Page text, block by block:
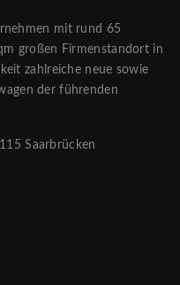
mit rund 65
großen Firmenstandort in
zahlreiche neue sowie
der führenden
Saarbrücken